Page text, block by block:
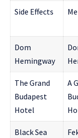
Side Effects
Dom
Hemingway
The Grand
Budapest
Hotel
A
Black Sea